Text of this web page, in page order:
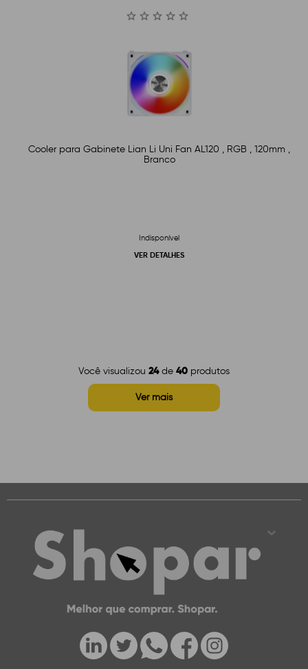
Cooler para Gabinete Lian Li Uni Fan AL120 , RGB , 120mm ,
Branco
Indisponível
VER DETALHES
Você visualizou 24de 40 produtos
Ver mais